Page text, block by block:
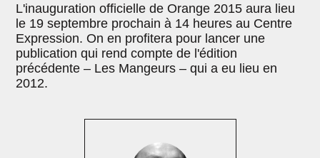
L'inauguration officielle de Orange 2015 aura lieu
le 19 septembre prochain à 14 heures au Centre
Expression. On en profitera pour lancer une
publication qui rend compte de l'édition
précédente – Les Mangeurs – qui a eu lieu en
2012.